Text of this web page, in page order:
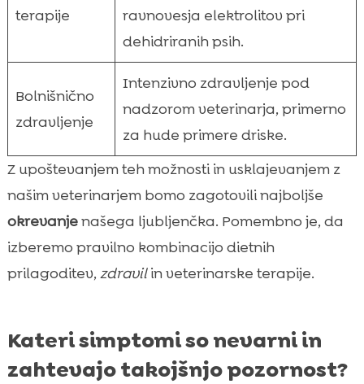
terapije
ravnovesja elektrolitov pri
dehidriranih psih.
Bolnišnično
zdravljenje
Intenzivno zdravljenje pod
nadzorom veterinarja, primerno
za hude primere driske.
Z upoštevanjem teh možnosti in usklajevanjem z
našim veterinarjem bomo zagotovili najboljše
okrevanjenašega ljubljenčka. Pomembno je, da
izberemo pravilno kombinacijo dietnih
prilagoditev, zdravilin veterinarske terapije.
Kateri simptomi so nevarni in
zahtevajo takojšnjo pozornost?